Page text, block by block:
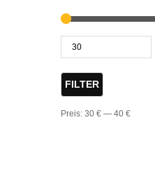
FILTER
Preis: 30 € — 40 €